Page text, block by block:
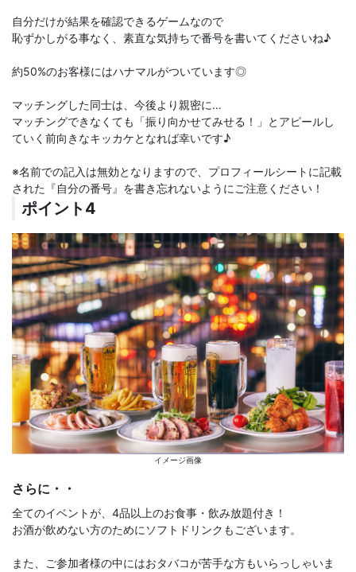
自分だけが結果を確認できるゲームなので
恥ずかしがる事なく、素直な気持ちで番号を書いてくださいね♪
約50%のお客様にはハナマルがついています◎
マッチングした同士は、今後より親密に…
マッチングできなくても「振り向かせてみせる！」とアピールし
ていく前向きなキッカケとなれば幸いです♪
※名前での記入は無効となりますので、プロフィールシートに記載
された『自分の番号』を書き忘れないようにご注意ください！
ポイント4
イメージ画像
さらに・・
全てのイベントが、4品以上のお食事・飲み放題付き！
お酒が飲めない方のためにソフトドリンクもございます。
また、ご参加者様の中にはおタバコが苦手な方もいらっしゃいま